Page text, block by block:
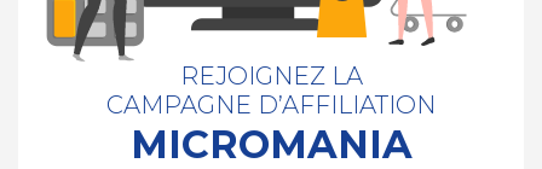
REJOIGNEZ LA
CAMPAGNE D’AFFILIATION
MICROMANIA